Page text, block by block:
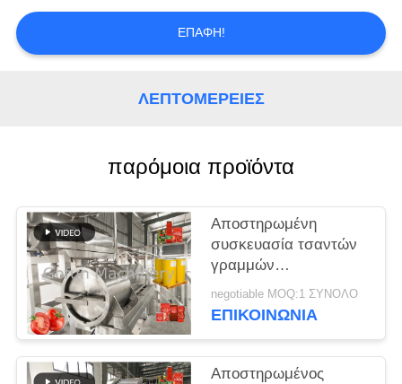
ΣΕ
ΕΠΑΦΉ
ΠΕΡΙΠΤΏΣΕΙΣ
ΖΗΤΉΣΤΕ
ΈΝΑ
ΑΠΌΣΠΑΣΜΑ
SITEMAP
ΕΠΑΦΉ!
ΛΕΠΤΟΜΈΡΕΙΕΣ
παρόμοια προϊόντα
Αποστηρωμένη
συσκευασία τσαντών
γραμμών
επεξεργασίας κέτσαπ
ντοματών SS304
negotiable MOQ:1 ΣΥΝΟΛΟ
ΕΠΙΚΟΙΝΩΝΙΑ
Αποστηρωμένος